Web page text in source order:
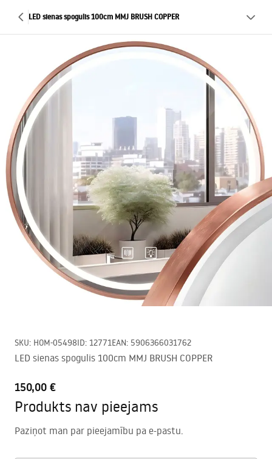
LED sienas spogulis 100cm MMJ BRUSH COPPER
SKU: HOM-05498ID: 12771EAN: 5906366031762
LED sienas spogulis 100cm MMJ BRUSH COPPER
150,00 €
Produkts nav pieejams
Paziņot man par pieejamību pa e-pastu.